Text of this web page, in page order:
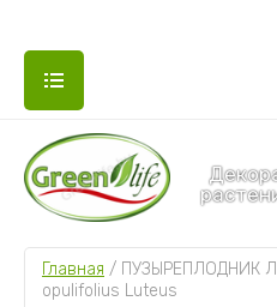
И ПЛОДОВЫЕ
Главная / ПУЗЫРЕПЛОДНИК
opulifolius Luteus